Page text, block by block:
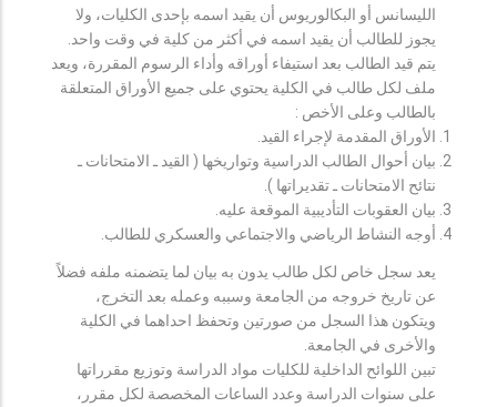
الليسانس أو البكالوريوس أن يقيد اسمه بإحدى الكليات، ولا
يجوز للطالب أن يقيد اسمه في أكثر من كلية في وقت واحد.
يتم قيد الطالب بعد استيفاء أوراقه وأداء الرسوم المقررة، ويعد
ملف لكل طالب في الكلية يحتوي على جميع الأوراق المتعلقة
بالطالب وعلى الأخص :
الأوراق المقدمة لإجراء القيد.
بيان أحوال الطالب الدراسية وتواريخها ( القيد ـ الامتحانات ـ
نتائح الامتحانات ـ تقديراتها ).
بيان العقوبات التأديبية الموقعة عليه.
أوجه النشاط الرياضي والاجتماعي والعسكري للطالب.
يعد سجل خاص لكل طالب يدون به بيان لما يتضمنه ملفه فضلاً
عن تاريخ خروجه من الجامعة وسببه وعمله بعد التخرج،
ويتكون هذا السجل من صورتين وتحفظ احداهما في الكلية
والأخرى في الجامعة.
تبين اللوائح الداخلية للكليات مواد الدراسة وتوزيع مقرراتها
على سنوات الدراسة وعدد الساعات المخصصة لكل مقرر،